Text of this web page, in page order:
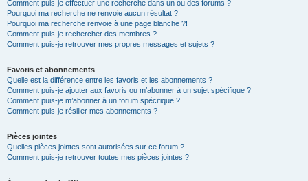
Comment puis-je effectuer une recherche dans un ou des forums ?
Pourquoi ma recherche ne renvoie aucun résultat ?
Pourquoi ma recherche renvoie à une page blanche ?!
Comment puis-je rechercher des membres ?
Comment puis-je retrouver mes propres messages et sujets ?
Favoris et abonnements
Quelle est la différence entre les favoris et les abonnements ?
Comment puis-je ajouter aux favoris ou m’abonner à un sujet spécifique ?
Comment puis-je m’abonner à un forum spécifique ?
Comment puis-je résilier mes abonnements ?
Pièces jointes
Quelles pièces jointes sont autorisées sur ce forum ?
Comment puis-je retrouver toutes mes pièces jointes ?